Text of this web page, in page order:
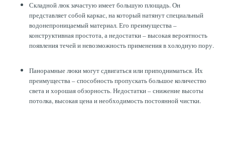
Складной люк зачастую имеет большую площадь. Он
представляет собой каркас, на который натянут специальный
водонепроницаемый материал. Его преимущества –
конструктивная простота, а недостатки – высокая вероятность
появления течей и невозможность применения в холодную пору.
Панорамные люки могут сдвигаться или приподниматься. Их
преимущества – способность пропускать большое количество
света и хорошая обзорность. Недостатки – снижение высоты
потолка, высокая цена и необходимость постоянной чистки.